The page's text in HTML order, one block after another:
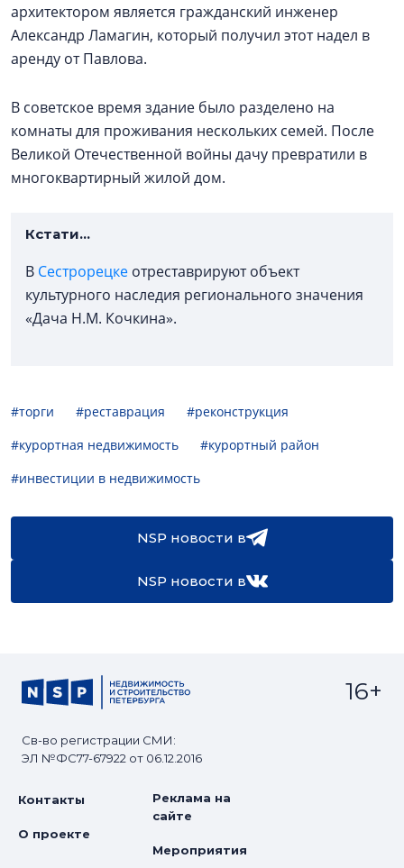
архитектором является гражданский инженер
Александр Ламагин, который получил этот надел в
аренду от Павлова.
В советское время здание было разделено на
комнаты для проживания нескольких семей. После
Великой Отечественной войны дачу превратили в
многоквартирный жилой дом.
Кстати...
В Сестрорецке отреставрируют объект
культурного наследия регионального значения
«Дача Н.М. Кочкина».
#торги #реставрация
#реконструкция
#курортная недвижимость
#курортный район
#инвестиции в недвижимость
NSP новости в
NSP новости в
Св-во регистрации СМИ:
ЭЛ №ФС77-67922 от 06.12.2016
16+
Контакты
О проекте
Реклама на
сайте
Мероприятия